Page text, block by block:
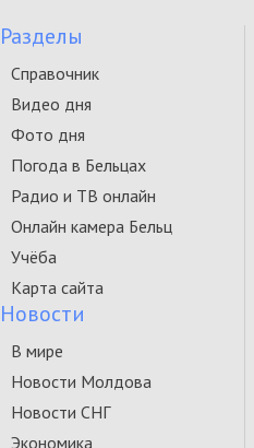
Разделы
Справочник
Видео дня
Фото дня
Погода в Бельцах
Радио и ТВ онлайн
Онлайн камера Бельц
Учёба
Карта сайта
Новости
В мире
Новости Молдова
Новости СНГ
Экономика